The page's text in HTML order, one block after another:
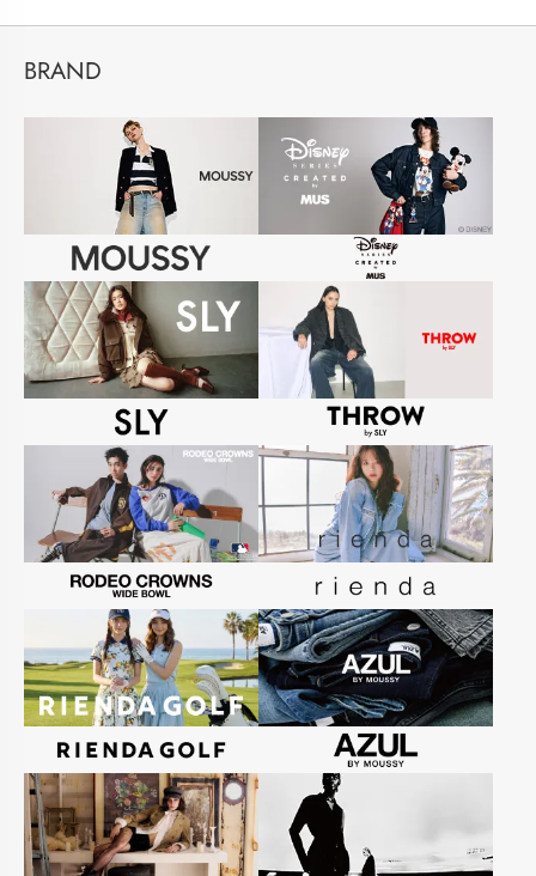
BRAND